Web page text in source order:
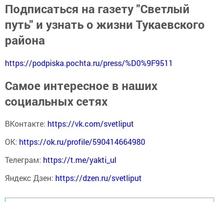
Подписаться на газету "Светлый
путь" и узнать о жизни Тукаевского
района
https://podpiska.pochta.ru/press/%D0%9F9511
Самое интересное в наших
социальных сетях
ВКонтакте: https://vk.com/svetliput
ОК: https://ok.ru/profile/590414664980
Телеграм: https://t.me/yakti_ul
Яндекс Дзен: https://dzen.ru/svetliput